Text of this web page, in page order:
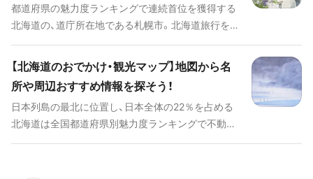
人たちと楽しむにはピッタリのスポットでしょう。
今回の記事では、そんな札幌市時計台の見どころを
徹底解説していきます。
都道府県の魅力度ランキングで連続首位を獲得する
北海道の、道庁所在地である札幌市。北海道旅行を満
か体験することのできない札幌ならではのスポット
など、一度は訪れたい必須スポット満載の30選をご
紹介します。 日本最北端の都道府県ならではの魅力
がたくさん濃縮された札幌市にあふれる、定番観光
スポットやグルメスポット、絶景のビュースポット
や地元で話題のスポットなど、厳選してお届けいた
【北海道のおでかけ・観光マップ】地図から名
所や周辺おすすめ情報を探そう！
日本列島の最北に位置し、日本全体の22％を占める
北海道は全国都道府県別魅力度ランキングで不動の